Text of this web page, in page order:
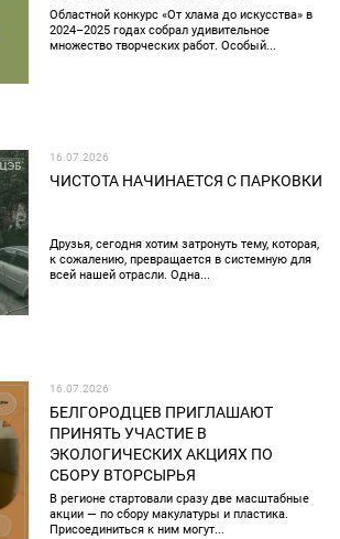
Областной конкурс «От хлама до искусства» в
2024–2025 годах собрал удивительное
множество творческих работ. Особый...
16.07.2026
ЧИСТОТА НАЧИНАЕТСЯ С ПАРКОВКИ
Друзья, сегодня хотим затронуть тему, которая,
к сожалению, превращается в системную для
всей нашей отрасли. Одна...
16.07.2026
БЕЛГОРОДЦЕВ ПРИГЛАШАЮТ
ПРИНЯТЬ УЧАСТИЕ В
ЭКОЛОГИЧЕСКИХ АКЦИЯХ ПО
СБОРУ ВТОРСЫРЬЯ
В регионе стартовали сразу две масштабные
акции — по сбору макулатуры и пластика.
Присоединиться к ним могут...